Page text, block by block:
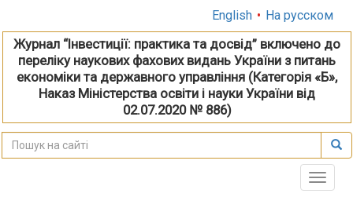
English • На русском
Журнал “Інвестиції: практика та досвід” включено до
переліку наукових фахових видань України з питань
економіки та державного управління (Категорія «Б»,
Наказ Міністерства освіти і науки України від
02.07.2020 № 886)
Toggle